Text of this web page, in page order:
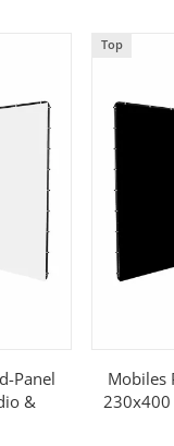
(Höhe × Breite)
g/m²
Chromagreen
Panel
&
Top
Mobiles
230x400